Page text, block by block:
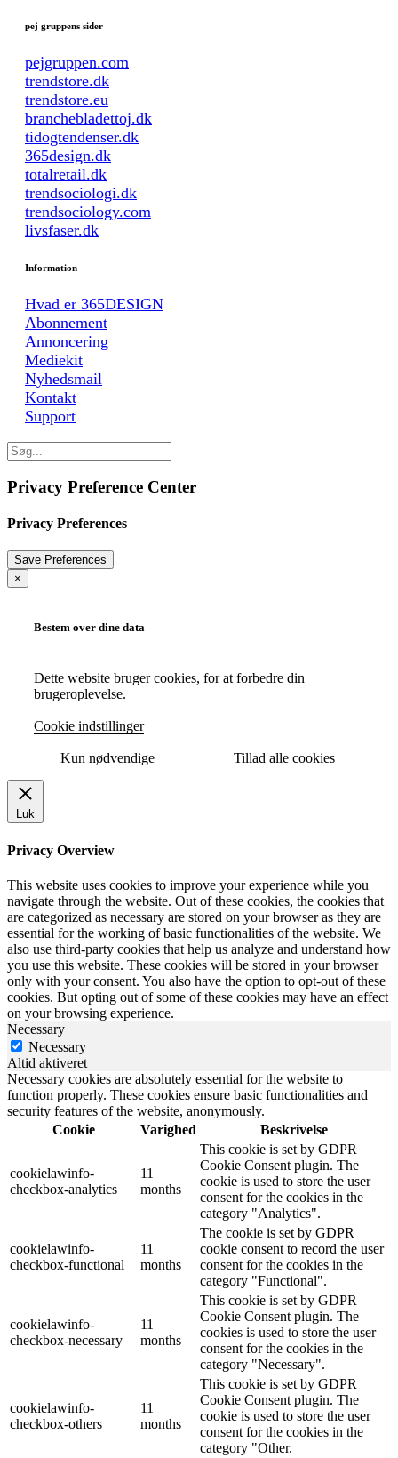
pej gruppens sider
pejgruppen.com
trendstore.dk
trendstore.eu
branchebladettoj.dk
tidogtendenser.dk
365design.dk
totalretail.dk
trendsociologi.dk
trendsociology.com
livsfaser.dk
Information
Hvad er 365DESIGN
Abonnement
Annoncering
Mediekit
Nyhedsmail
Kontakt
Support
Privacy Preference Center
Privacy Preferences
×
Bestem over dine data
Dette website bruger cookies, for at forbedre din
brugeroplevelse.
Cookie indstillinger
Kun nødvendige Tillad alle cookies
Luk
Privacy Overview
This website uses cookies to improve your experience while you
navigate through the website. Out of these cookies, the cookies that
are categorized as necessary are stored on your browser as they are
essential for the working of basic functionalities of the website. We
also use third-party cookies that help us analyze and understand how
you use this website. These cookies will be stored in your browser
only with your consent. You also have the option to opt-out of these
cookies. But opting out of some of these cookies may have an effect
on your browsing experience.
Necessary
Necessary
Altid aktiveret
Necessary cookies are absolutely essential for the website to
function properly. These cookies ensure basic functionalities and
security features of the website, anonymously.
Cookie
Varighed Beskrivelse
cookielawinfo-
checkbox-analytics
11
months
This cookie is set by GDPR
Cookie Consent plugin. The
cookie is used to store the user
consent for the cookies in the
category "Analytics".
cookielawinfo-
checkbox-functional
11
months
The cookie is set by GDPR
cookie consent to record the user
consent for the cookies in the
category "Functional".
cookielawinfo-
checkbox-necessary
11
months
This cookie is set by GDPR
Cookie Consent plugin. The
cookies is used to store the user
consent for the cookies in the
category "Necessary".
cookielawinfo-
checkbox-others
11
months
This cookie is set by GDPR
Cookie Consent plugin. The
cookie is used to store the user
consent for the cookies in the
category "Other.